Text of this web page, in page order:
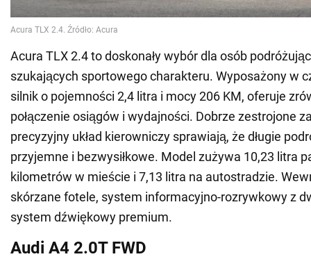
Acura TLX 2.4 to doskonały wybór dla osób
szukających sportowego charakteru. Wyposażony w
silnik o pojemności 2,4 litra i mocy 206 KM, oferuje
połączenie osiągów i wydajności. Dobrze zestrojone
precyzyjny układ kierowniczy sprawiają, że długie
przyjemne i bezwysiłkowe. Model zużywa 10,23 litra
kilometrów w mieście i 7,13 litra na autostradzie.
skórzane fotele, system informacyjno-rozrywkowy z
system dźwiękowy premium.
Audi A4 2.0T FWD